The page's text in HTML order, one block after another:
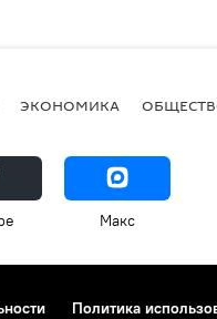
ЭКОНОМИКА
Макс
Политика